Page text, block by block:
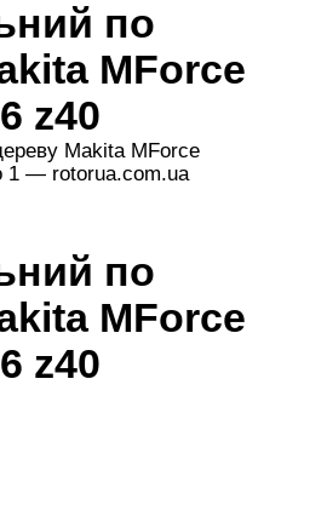
по
MForce
z40
по
MForce
z40